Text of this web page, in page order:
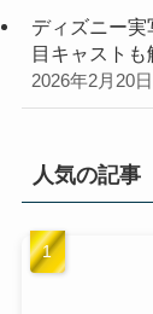
ディズニー
目キャストも
2026年2月20日
人気の記事